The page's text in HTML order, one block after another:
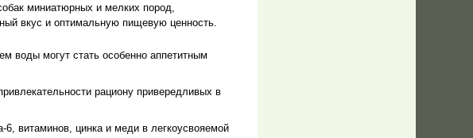
миниатюрных и мелких пород,
вкус и оптимальную пищевую ценность.
воды могут стать особенно аппетитным
рациону привередливых в
витаминов, цинка и меди в легкоусвояемой